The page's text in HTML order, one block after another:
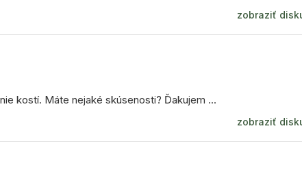
zobraziť
kostí. Máte nejaké skúsenosti? Ďakujem ...
zobraziť